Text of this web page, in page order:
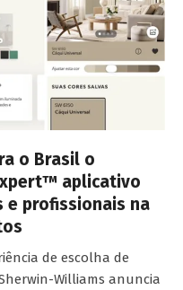
o Brasil o
aplicativo
e profissionais na
de escolha de
Williams anuncia